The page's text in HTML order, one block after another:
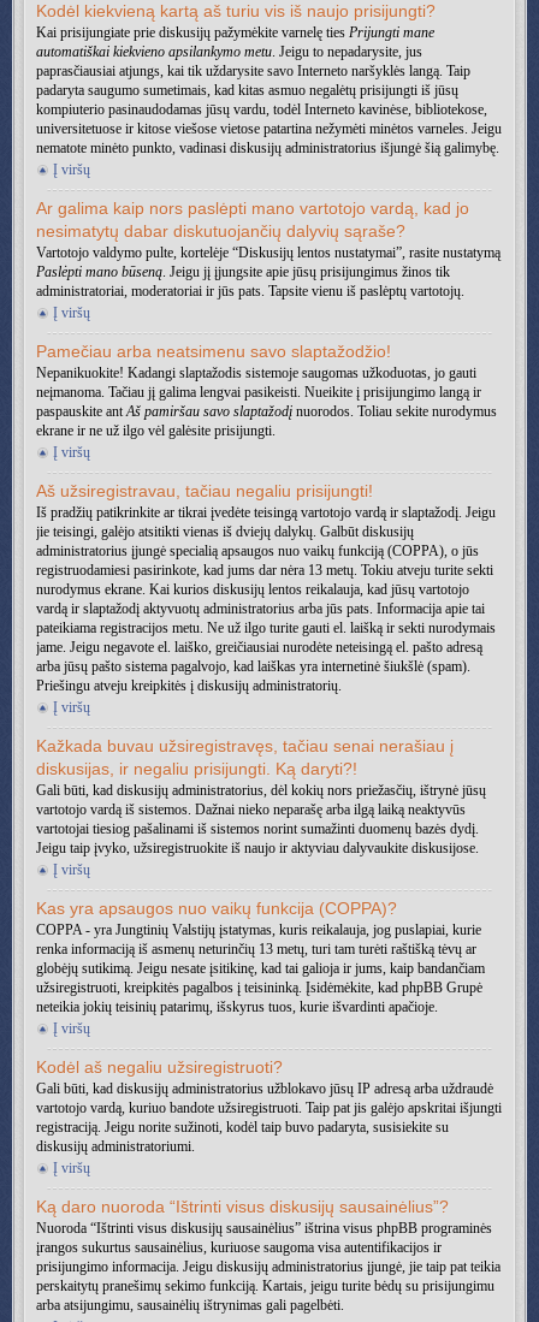
Kodėl kiekvieną kartą aš turiu vis iš naujo prisijungti?
Kai prisijungiate prie diskusijų pažymėkite varnelę ties Prijungti mane
automatiškai kiekvieno apsilankymo metu. Jeigu to nepadarysite, jus
paprasčiausiai atjungs, kai tik uždarysite savo Interneto naršyklės langą. Taip
padaryta saugumo sumetimais, kad kitas asmuo negalėtų prisijungti iš jūsų
kompiuterio pasinaudodamas jūsų vardu, todėl Interneto kavinėse, bibliotekose,
universitetuose ir kitose viešose vietose patartina nežymėti minėtos varneles. Jeigu
nematote minėto punkto, vadinasi diskusijų administratorius išjungė šią galimybę.
Į viršų
Ar galima kaip nors paslėpti mano vartotojo vardą, kad jo
nesimatytų dabar diskutuojančių dalyvių sąraše?
Vartotojo valdymo pulte, kortelėje “Diskusijų lentos nustatymai”, rasite nustatymą
Paslėpti mano būseną. Jeigu jį įjungsite apie jūsų prisijungimus žinos tik
administratoriai, moderatoriai ir jūs pats. Tapsite vienu iš paslėptų vartotojų.
Į viršų
Pamečiau arba neatsimenu savo slaptažodžio!
Nepanikuokite! Kadangi slaptažodis sistemoje saugomas užkoduotas, jo gauti
neįmanoma. Tačiau jį galima lengvai pasikeisti. Nueikite į prisijungimo langą ir
paspauskite antAš pamiršau savo slaptažodį nuorodos. Toliau sekite nurodymus
ekrane ir ne už ilgo vėl galėsite prisijungti.
Į viršų
Aš užsiregistravau, tačiau negaliu prisijungti!
Iš pradžių patikrinkite ar tikrai įvedėte teisingą vartotojo vardą ir slaptažodį. Jeigu
jie teisingi, galėjo atsitikti vienas iš dviejų dalykų. Galbūt diskusijų
administratorius įjungė specialią apsaugos nuo vaikų funkciją (COPPA), o jūs
registruodamiesi pasirinkote, kad jums dar nėra 13 metų. Tokiu atveju turite sekti
nurodymus ekrane. Kai kurios diskusijų lentos reikalauja, kad jūsų vartotojo
vardą ir slaptažodį aktyvuotų administratorius arba jūs pats. Informacija apie tai
pateikiama registracijos metu. Ne už ilgo turite gauti el. laišką ir sekti nurodymais
jame. Jeigu negavote el. laiško, greičiausiai nurodėte neteisingą el. pašto adresą
arba jūsų pašto sistema pagalvojo, kad laiškas yra internetinė šiukšlė (spam).
Priešingu atveju kreipkitės į diskusijų administratorių.
Į viršų
Kažkada buvau užsiregistravęs, tačiau senai nerašiau į
diskusijas, ir negaliu prisijungti. Ką daryti?!
Gali būti, kad diskusijų administratorius, dėl kokių nors priežasčių, ištrynė jūsų
vartotojo vardą iš sistemos. Dažnai nieko neparašę arba ilgą laiką neaktyvūs
vartotojai tiesiog pašalinami iš sistemos norint sumažinti duomenų bazės dydį.
Jeigu taip įvyko, užsiregistruokite iš naujo ir aktyviau dalyvaukite diskusijose.
Į viršų
Kas yra apsaugos nuo vaikų funkcija (COPPA)?
COPPA - yra Jungtinių Valstijų įstatymas, kuris reikalauja, jog puslapiai, kurie
renka informaciją iš asmenų neturinčių 13 metų, turi tam turėti raštišką tėvų ar
globėjų sutikimą. Jeigu nesate įsitikinę, kad tai galioja ir jums, kaip bandančiam
užsiregistruoti, kreipkitės pagalbos į teisininką. Įsidėmėkite, kad phpBB Grupė
neteikia jokių teisinių patarimų, išskyrus tuos, kurie išvardinti apačioje.
Į viršų
Kodėl aš negaliu užsiregistruoti?
Gali būti, kad diskusijų administratorius užblokavo jūsų IP adresą arba uždraudė
vartotojo vardą, kuriuo bandote užsiregistruoti. Taip pat jis galėjo apskritai išjungti
registraciją. Jeigu norite sužinoti, kodėl taip buvo padaryta, susisiekite su
diskusijų administratoriumi.
Į viršų
Ką daro nuoroda “Ištrinti visus diskusijų sausainėlius”?
Nuoroda “Ištrinti visus diskusijų sausainėlius” ištrina visus phpBB programinės
įrangos sukurtus sausainėlius, kuriuose saugoma visa autentifikacijos ir
prisijungimo informacija. Jeigu diskusijų administratorius įjungė, jie taip pat teikia
perskaitytų pranešimų sekimo funkciją. Kartais, jeigu turite bėdų su prisijungimu
arba atsijungimu, sausainėlių ištrynimas gali pagelbėti.